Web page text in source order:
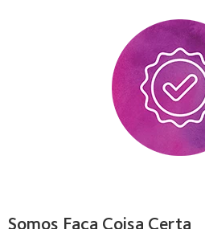
Somos Faca Coisa Certa